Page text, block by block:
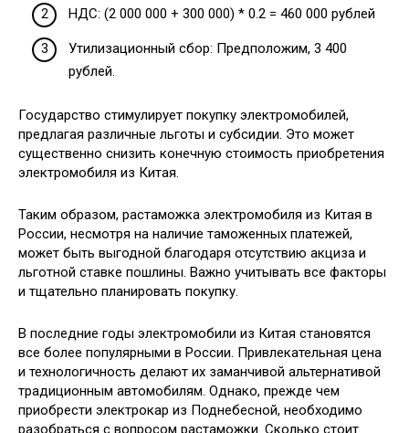
НДС: (2 000 000 + 300 000) * 0.2 = 460 000 рублей
Утилизационный сбор: Предположим, 3 400
рублей.
Государство стимулирует покупку электромобилей,
предлагая различные льготы и субсидии. Это может
существенно снизить конечную стоимость приобретения
электромобиля из Китая.
Таким образом, растаможка электромобиля из Китая в
России, несмотря на наличие таможенных платежей,
может быть выгодной благодаря отсутствию акциза и
льготной ставке пошлины. Важно учитывать все факторы
и тщательно планировать покупку.
В последние годы электромобили из Китая становятся
все более популярными в России. Привлекательная цена
и технологичность делают их заманчивой альтернативой
традиционным автомобилям. Однако, прежде чем
приобрести электрокар из Поднебесной, необходимо
разобраться с вопросом растаможки. Сколько стоит